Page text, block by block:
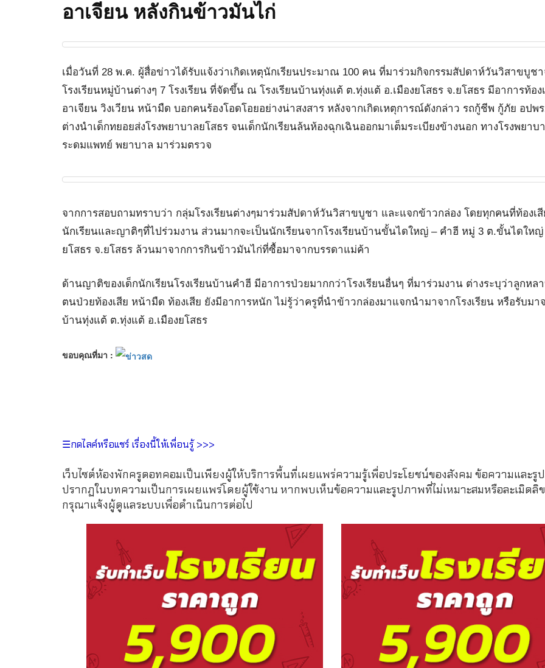
อาเจียน หลังกินข้าวมันไก่
เมื่อวันที่ 28 พ.ค. ผู้สื่อข่าวได้รับแจ้งว่าเกิดเหตุนักเรียนประมาณ 100 คน ที่มาร่วมกิจกรรมสัปดาห์วันวิสาขบูช
โรงเรียนหมู่บ้านต่างๆ 7 โรงเรียน ที่จัดขึ้น ณ โรงเรียนบ้านทุ่งแต้ ต.ทุ่งแต้ อ.เมืองยโสธร จ.ยโสธร มีอาการท้อง
อาเจียน วิงเวียน หน้ามืด บอกคนร้องโอดโอยอย่างน่าสงสาร หลังจากเกิดเหตุการณ์ดังกล่าว รถกู้ชีพ กู้ภัย อปพ
ต่างนำเด็กทยอยส่งโรงพยาบาลยโสธร จนเด็กนักเรียนล้นห้องฉุกเฉินออกมาเต็มระเบียงข้างนอก ทางโรงพยาบ
ระดมแพทย์ พยาบาล มาร่วมตรวจ
จากการสอบถามทราบว่า กลุ่มโรงเรียนต่างๆมาร่วมสัปดาห์วันวิสาขบูชา และแจกข้าวกล่อง โดยทุกคนที่ท้องเสี
นักเรียนและญาติๆที่ไปร่วมงาน ส่วนมากจะเป็นนักเรียนจากโรงเรียนบ้านขั้นไดใหญ่ – คำฮี หมู่ 3 ต.ขั้นไดใหญ่
ยโสธร จ.ยโสธร ล้วนมาจากการกินข้าวมันไก่ที่ซื้อมาจากบรรดาแม่ค้า
ด้านญาติของเด็กนักเรียนโรงเรียนบ้านคำฮี มีอาการป่วยมากกว่าโรงเรียนอื่นๆ ที่มาร่วมงาน ต่างระบุว่าลูกหล
ตนป่วยท้องเสีย หน้ามืด ท้องเสีย ยังมีอาการหนัก ไม่รู้ว่าครูที่นำข้าวกล่องมาแจกนำมาจากโรงเรียน หรือรับมา
บ้านทุ่งแต้ ต.ทุ่งแต้ อ.เมืองยโสธร
ขอบคุณที่มา :
☰กดไลค์หรือแชร์ เรื่องนี้ให้เพื่อนรู้ >>>
เว็บไซต์ห้องพักครูดอทคอมเป็นเพียงผู้ให้บริการพื้นที่เผยแพร่ความรู้เพื่อประโยชน์ของสังคม ข้อความและรู
ปรากฏในบทความเป็นการเผยแพร่โดยผู้ใช้งาน หากพบเห็นข้อความและรูปภาพที่ไม่เหมาะสมหรือละเมิดลิ
กรุณาแจ้งผู้ดูแลระบบเพื่อดำเนินการต่อไป